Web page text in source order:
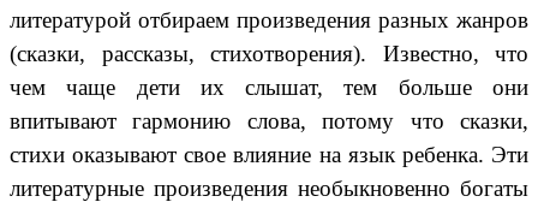
литературой отбираем произведения разных жанров
(сказки, рассказы, стихотворения). Известно, что
чем чаще дети их слышат, тем больше они
впитывают гармонию слова, потому что сказки,
стихи оказывают свое влияние на язык ребенка. Эти
литературные произведения необыкновенно богаты